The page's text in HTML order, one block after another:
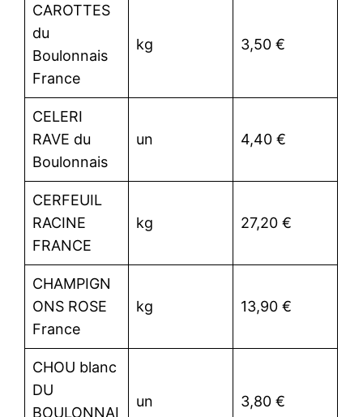
CAROTTES
du
Boulonnais
France
kg 3,50 €
CELERI
RAVE du
Boulonnais
un 4,40 €
CERFEUIL
RACINE
FRANCE
kg 27,20 €
CHAMPIGN
ONS ROSE
France
kg 13,90 €
CHOU blanc
DU
BOULONNAI
un 3,80 €